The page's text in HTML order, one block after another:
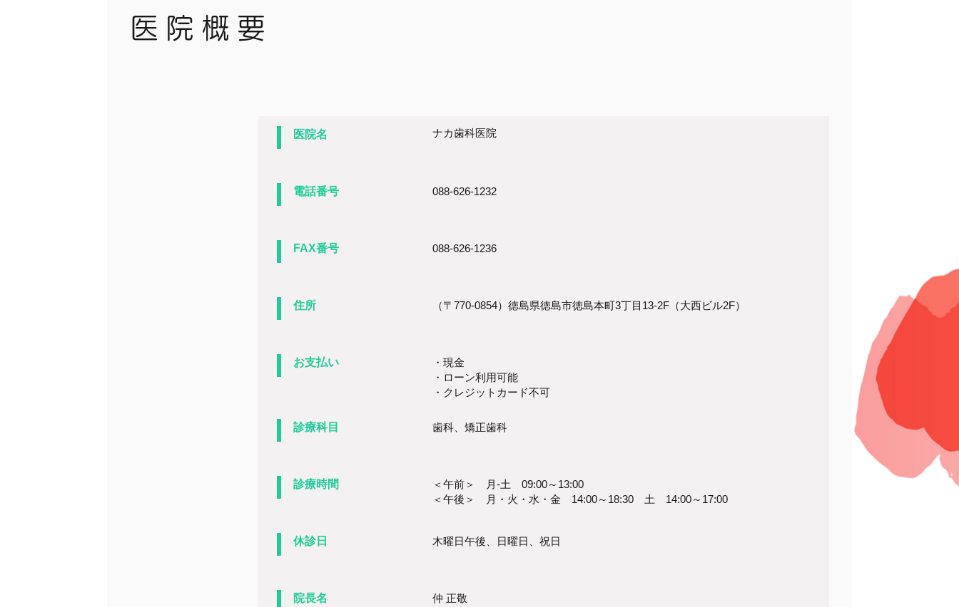
医院概要
医院名 ナカ歯科医院
電話番号 088-626-1232
FAX番号 088-626-1236
住所 （〒770-0854）徳島県徳島市徳島本町3丁目13-2F（大西ビル2F）
お支払い
・現金
・ローン利用可能
・クレジットカード不可
診療科目 歯科、矯正歯科
診療時間
＜午前＞ 月-土 09:00～13:00
＜午後＞ 月・火・水・金 14:00～18:30 土 14:00～17:00
休診日 木曜日午後、日曜日、祝日
院長名 仲 正敬